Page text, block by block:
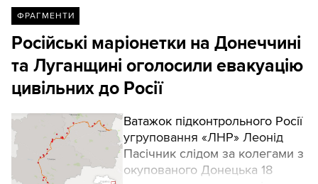
ФРАГМЕНТИ
Російські маріонетки на Донеччині
та Луганщині оголосили евакуацію
цивільних до Росії
Ватажок підконтрольного Росії
угруповання «ЛНР» Леонід
Пасічник слідом за колегами з
окупованого Донецька 18